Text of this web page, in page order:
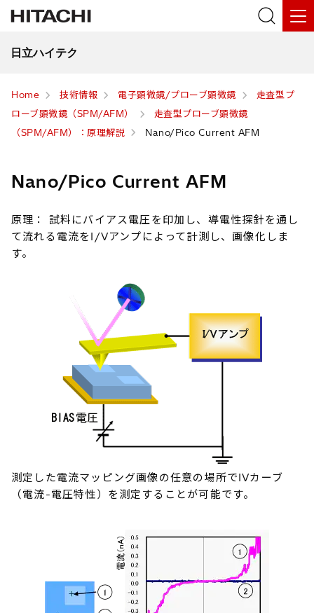
日立ハイテク
Home 技術情報 電子顕微鏡/プローブ顕微鏡
走査型プ
ローブ顕微鏡（SPM/AFM）
走査型プローブ顕微鏡
（SPM/AFM）：原理解説
Nano/Pico Current AFM
Nano/Pico Current AFM
原理： 試料にバイアス電圧を印加し、導電性探針を通し
て流れる電流をI/Vアンプによって計測し、画像化しま
す。
測定した電流マッピング画像の任意の場所でIVカーブ
（電流-電圧特性）を測定することが可能です。